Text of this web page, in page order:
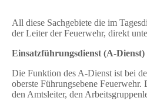
All diese Sachgebiete die im
der Leiter der Feuerwehr, direkt
Einsatzführungsdienst (A-Dienst)
Die Funktion des A-Dienst ist bei
oberste Führungsebene
den Amtsleiter, den